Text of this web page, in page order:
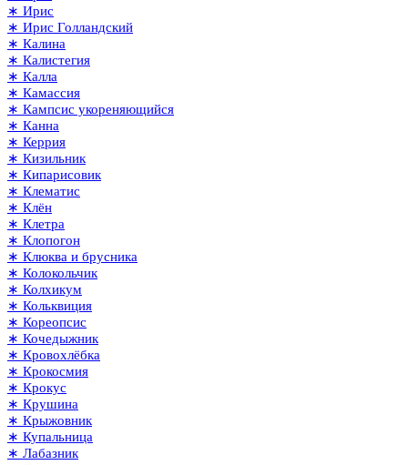
∗ Ирис
∗ Ирис Голландский
∗ Калина
∗ Калистегия
∗ Калла
∗ Камассия
∗ Кампсис укореняющийся
∗ Канна
∗ Керрия
∗ Кизильник
∗ Кипарисовик
∗ Клематис
∗ Клён
∗ Клетра
∗ Клопогон
∗ Клюква и брусника
∗ Колокольчик
∗ Колхикум
∗ Кольквиция
∗ Кореопсис
∗ Кочедыжник
∗ Кровохлёбка
∗ Крокосмия
∗ Крокус
∗ Крушина
∗ Крыжовник
∗ Купальница
∗ Лабазник